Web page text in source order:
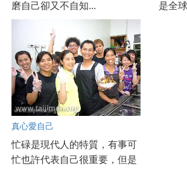
磨自己卻又不自知...
是全
真心愛自己
忙碌是現代人的特質，有事可
忙也許代表自己很重要，但是